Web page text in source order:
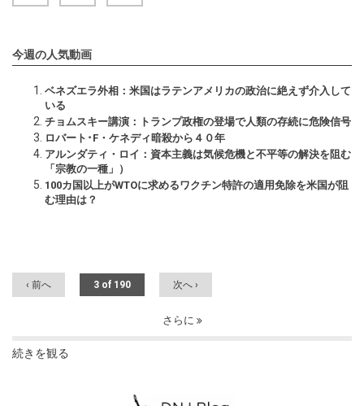
今週の人気動画
ベネズエラ外相：米国はラテンアメリカの政治に絶えず介入して
いる
チョムスキー講演：トランプ政権の登場で人類の存続に危険信号
ロバート･F・ケネディ暗殺から４０年
アルンダティ・ロイ：資本主義は気候危機と不平等の解決を阻む
「宗教の一種」）
100カ国以上がWTOに求めるワクチン特許の適用免除を米国が阻
む理由は？
‹ 前へ 3 of 190 次へ ›
さらに
続きを観る